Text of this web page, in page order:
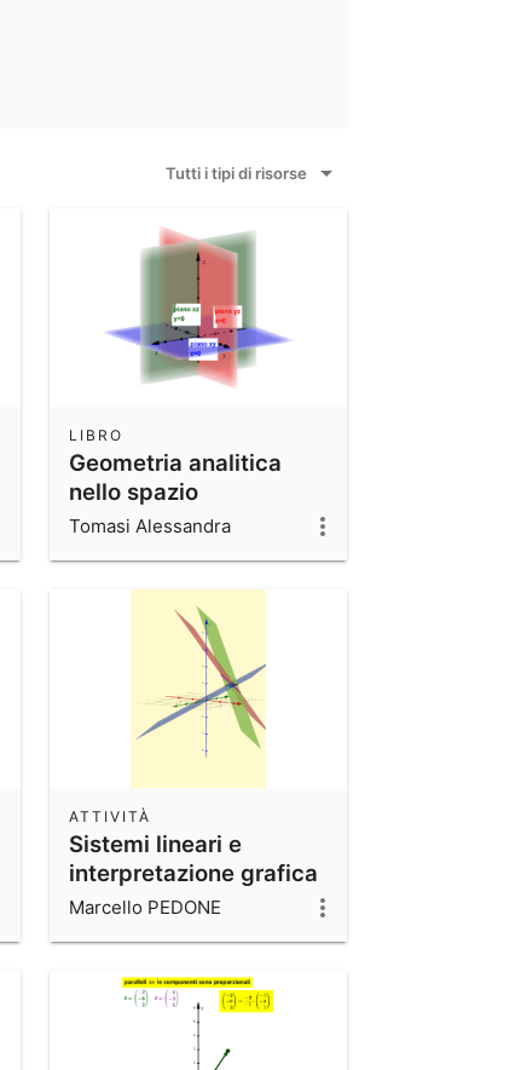
Tutti i tipi di risorse
Geometria analitica
nello spazio
LIBRO
Tomasi Alessandra
Sistemi lineari e
interpretazione grafica
ATTIVITÀ
Marcello PEDONE